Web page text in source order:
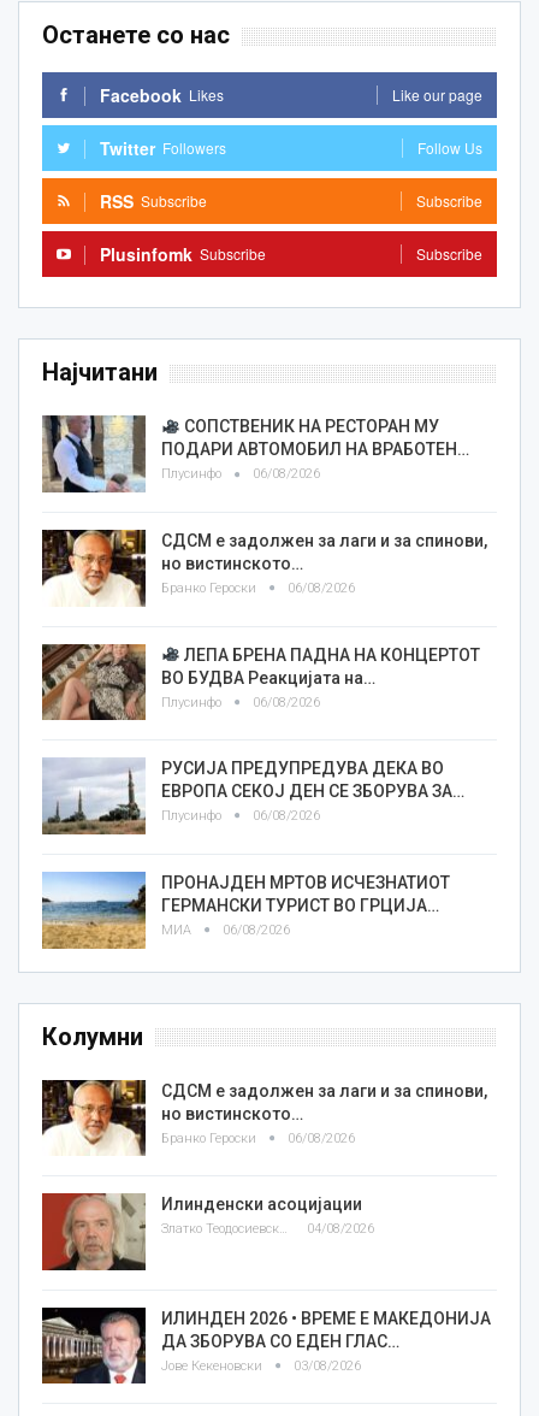
Останете со нас
Facebook Likes Like our page
Twitter Followers Follow Us
RSS Subscribe Subscribe
Plusinfomk Subscribe Subscribe
Најчитани
СОПСТВЕНИК НА РЕСТОРАН МУ
ПОДАРИ АВТОМОБИЛ НА ВРАБОТЕН…
Плусинфо 06/08/2026
СДСМ е задолжен за лаги и за спинови,
но вистинското…
Бранко Героски 06/08/2026
ЛЕПА БРЕНА ПАДНА НА КОНЦЕРТОТ
ВО БУДВА Реакцијата на…
Плусинфо 06/08/2026
РУСИЈА ПРЕДУПРЕДУВА ДЕКА ВО
ЕВРОПА СЕКОЈ ДЕН СЕ ЗБОРУВА ЗА…
Плусинфо 06/08/2026
ПРОНАЈДЕН МРТОВ ИСЧЕЗНАТИОТ
ГЕРМАНСКИ ТУРИСТ ВО ГРЦИЈА…
МИА 06/08/2026
Колумни
СДСМ е задолжен за лаги и за спинови,
но вистинското…
Бранко Героски 06/08/2026
Илинденски асоцијации
Златко Теодосиевски 04/08/2026
ИЛИНДЕН 2026 • ВРЕМЕ Е МАКЕДОНИЈА
ДА ЗБОРУВА СО ЕДЕН ГЛАС…
Јове Кекеновски 03/08/2026